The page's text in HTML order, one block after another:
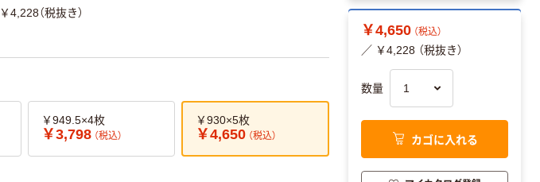
4,228（税抜き）
￥949.5×4枚
￥3,798 （税込）
￥930×5枚
￥4,650 （税込）
￥4,650 （税込）
／ ￥4,228 （税抜き）
数量
カゴに入れる